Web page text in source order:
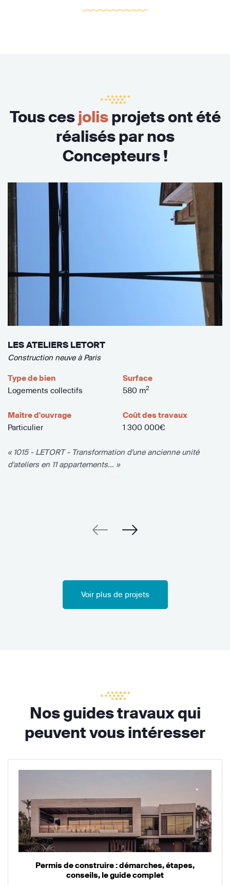
Tous cesjolisprojets ont été
réalisés par nos
Concepteurs !
LES ATELIERS LETORT
Construction neuve à Paris
Type de bien
Logements collectifs
Surface
580 m2
Maître d'ouvrage
Particulier
Coût des travaux
1 300 000€
« 1015 - LETORT - Transformation d'une ancienne unité
d'ateliers en 11 appartements... »
Voir plus de projets
Nos guides travaux qui
peuvent vous intéresser
Permis de construire : démarches, étapes,
conseils, le guide complet